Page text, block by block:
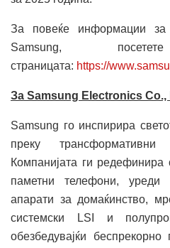
За повеќе информации за
Samsung,
страницата: https://
За Samsung Electronics Co.,
Samsung го инспирира
преку
Компанијата ги редефинира
паметни телефони, уреди
апарати за домаќинство,
системски LSI и
обезбедувајќи